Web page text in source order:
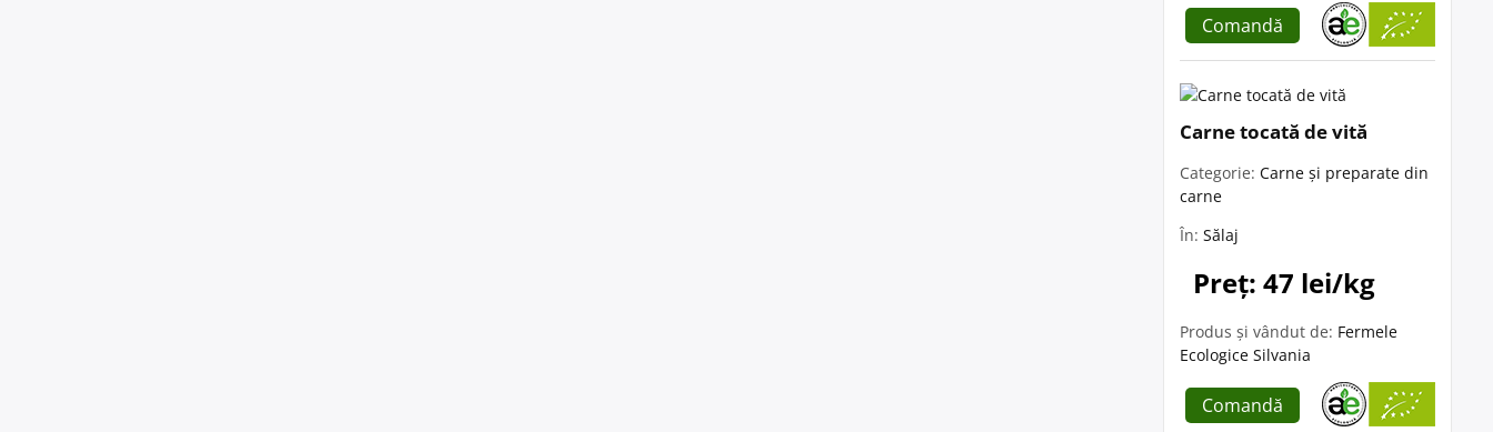
Comandă
Carne tocată de vită
Categorie: Carne și preparate din
carne
În: Sălaj
Preț: 47 lei/kg
Produs și vândut de: Fermele
Ecologice Silvania
Comandă